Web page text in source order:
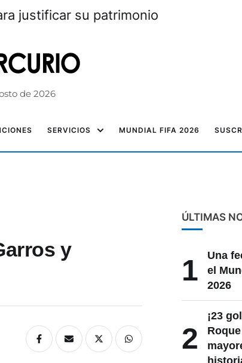
justificar su patrimonio
de 2026
SERVICIOS MUNDIAL FIFA 2026
y
ÚLTIMAS
1
Una
el
2026
2
¡23